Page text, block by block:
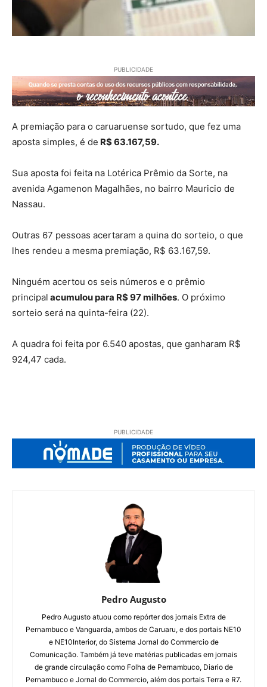
PUBLICIDADE
A premiação para o caruaruense sortudo, que fez uma
aposta simples, é de R$ 63.167,59.
Sua aposta foi feita na Lotérica Prêmio da Sorte, na
avenida Agamenon Magalhães, no bairro Mauricio de
Nassau.
Outras 67 pessoas acertaram a quina do sorteio, o que
lhes rendeu a mesma premiação, R$ 63.167,59.
Ninguém acertou os seis números e o prêmio
principal acumulou para R$ 97 milhões. O próximo
sorteio será na quinta-feira (22).
A quadra foi feita por 6.540 apostas, que ganharam R$
924,47 cada.
PUBLICIDADE
Pedro Augusto
Pedro Augusto atuou como repórter dos jornais Extra de
Pernambuco e Vanguarda, ambos de Caruaru, e dos portais NE10
e NE10Interior, do Sistema Jornal do Commercio de
Comunicação. Também já teve matérias publicadas em jornais
de grande circulação como Folha de Pernambuco, Diario de
Pernambuco e Jornal do Commercio, além dos portais Terra e R7.